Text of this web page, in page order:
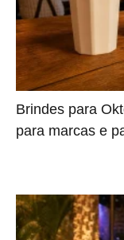
Brindes para
para marcas e